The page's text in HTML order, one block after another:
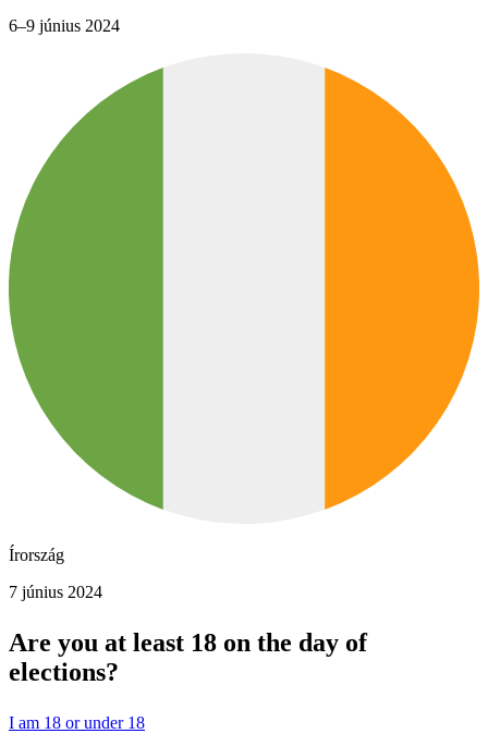
6–9 június 2024
Írország
7 június 2024
Are you at least 18 on the day of
elections?
I am 18 or under 18